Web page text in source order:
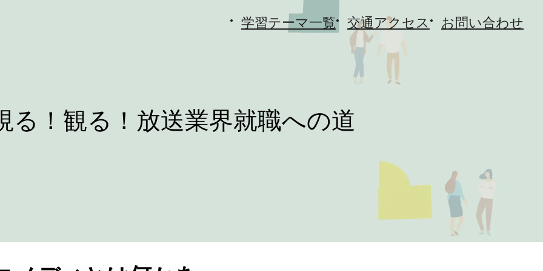
学習テーマ一覧 交通アクセス お問い合わせ
る！観る！放送業界就職への道